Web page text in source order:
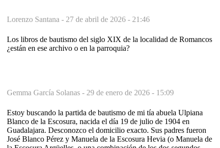
Lorenzo Santana - 27 de abril de 2026 - 21:46
Los libros de bautismo del siglo XIX de la localidad de Romancos
¿están en ese archivo o en la parroquia?
Gemma García Solanas - 29 de enero de 2026 - 15:09
Estoy buscando la partida de bautismo de mi tía abuela Ulpiana
Blanco de la Escosura, nacida el día 19 de julio de 1904 en
Guadalajara. Desconozco el domicilio exacto. Sus padres fueron
José Blanco Pérez y Manuela de la Escosura Hevia (o Manuela de